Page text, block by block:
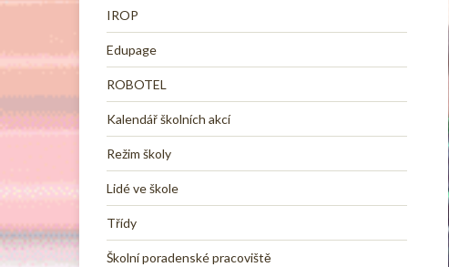
IROP
Edupage
ROBOTEL
Kalendář školních akcí
Režim školy
Lidé ve škole
Třídy
Školní poradenské pracoviště